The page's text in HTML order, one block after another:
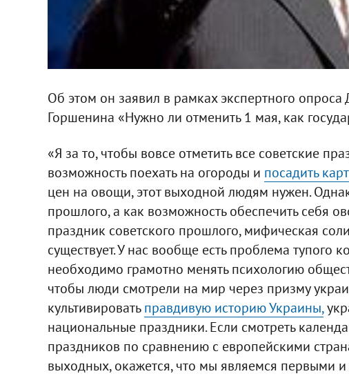
Об этом он заявил в рамках экспертного
Горшенина «Нужно ли отменить 1 мая, как
«Я за то, чтобы вовсе отметить все советские
возможность поехать на огороды и посадить
цен на овощи, этот выходной людям нужен.
прошлого, а как возможность обеспечить себя
праздник советского прошлого, мифическая
существует. У нас вообще есть проблема тупого
необходимо грамотно менять психологию
чтобы люди смотрели на мир через призму
культивироватьправдивую историю Украины,
национальные праздники. Если смотреть
праздников по сравнению с европейскими
выходных, окажется, что мы являемся первыми и